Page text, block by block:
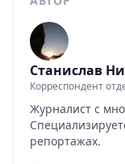
Станислав
Корреспондент
Журналист с
репортажах.